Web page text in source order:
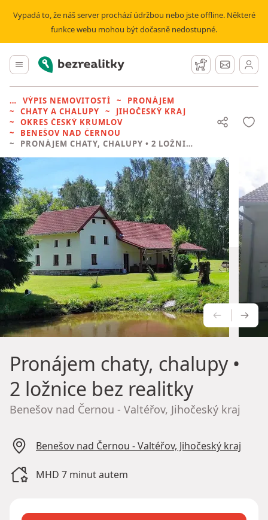
Vypadá to, že náš server prochází údržbou nebo jste offline. Některé
funkce webu mohou být dočasně nedostupné.
Hlavní menu
Bezrealitky Hlídací pes
Zprávy
VÝPIS NEMOVITOSTÍ
PRONÁJEM
CHATY A CHALUPY
JIHOČESKÝ KRAJ
OKRES ČESKÝ KRUMLOV
BENEŠOV NAD ČERNOU
PRONÁJEM CHATY, CHALUPY • 2 LOŽNICE BEZ REALITKY
Pronájem chaty, chalupy•
2 ložnice bez realitky
Benešov nad Černou - Valtéřov, Jihočeský kraj
Benešov nad Černou - Valtéřov, Jihočeský kraj
MHD 7 minut autem